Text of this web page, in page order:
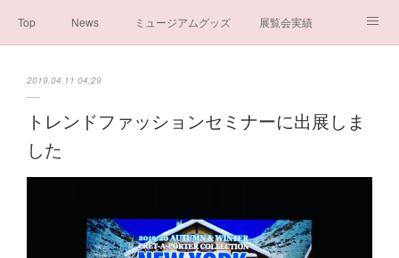
Top News ミュージアムグッズ 展覧会実績
お問い合わせ
2019.04.11 04:29
トレンドファッションセミナーに出展しま
した